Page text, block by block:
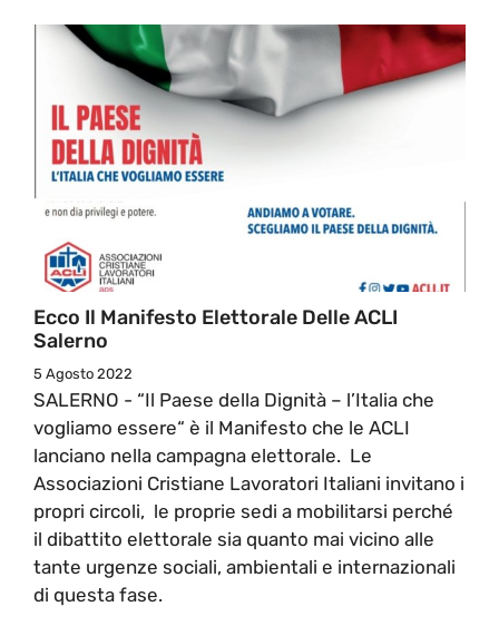
Ecco Il Manifesto Elettorale Delle ACLI
Salerno
5 Agosto 2022
SALERNO - “Il Paese della Dignità – l’Italia che
vogliamo essere“ è il Manifesto che le ACLI
lanciano nella campagna elettorale. Le
Associazioni Cristiane Lavoratori Italiani invitano i
propri circoli, le proprie sedi a mobilitarsi perché
il dibattito elettorale sia quanto mai vicino alle
tante urgenze sociali, ambientali e internazionali
di questa fase.